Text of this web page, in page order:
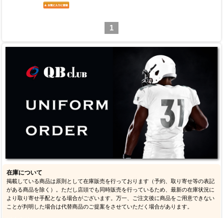
1
在庫について
掲載している商品は原則として在庫販売を行っております（予約、取り寄せ等の表記
がある商品を除く）。ただし店頭でも同時販売を行っているため、最新の在庫状況に
より取り寄せ手配となる場合がございます。万一、ご注文後に商品をご用意できない
ことが判明した場合は代替商品のご提案をさせていただく場合があります。